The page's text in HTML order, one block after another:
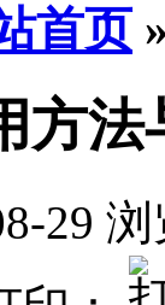
首页
方法
29 浏